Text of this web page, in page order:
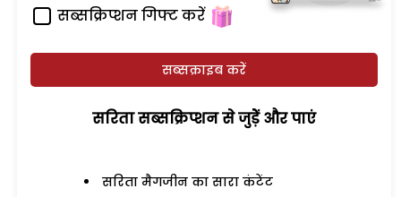
सब्सक्रिप्शन गिफ्ट करें
सब्सक्राइब करें
सरिता सब्सक्रिप्शन से जुड़ेें और पाएं
सरिता मैगजीन का सारा कंटेंट